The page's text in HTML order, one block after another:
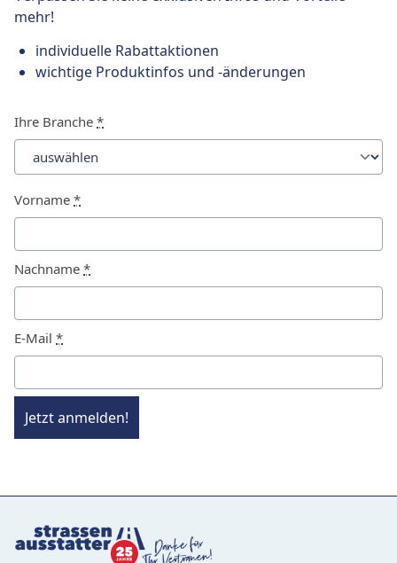
mehr!
individuelle Rabattaktionen
wichtige Produktinfos und -änderungen
Ihre Branche *
Vorname *
Nachname *
E-Mail *
Jetzt anmelden!